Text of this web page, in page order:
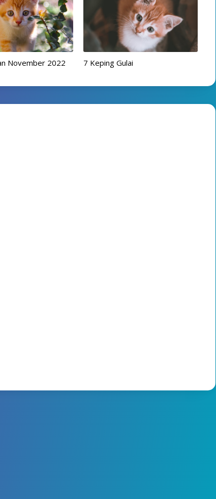
November 2022 7 Keping Gulai